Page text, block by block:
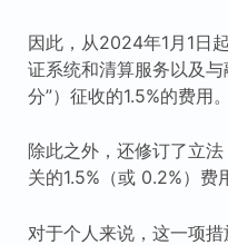
因此，从2024年1月1日
证系统和清算服务以及
分”）征收的1.5%的费用。
除此之外，还修订了立
关的1.5%（或 0.2%）费
对于个人来说，这一项